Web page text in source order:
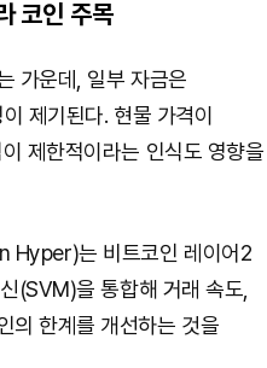
코인 주목
가운데, 일부 자금은
제기된다. 현물 가격이
제한적이라는 인식도 영향을
Hyper)는 비트코인 레이어2
(SVM)을 통합해 거래 속도,
의 한계를 개선하는 것을